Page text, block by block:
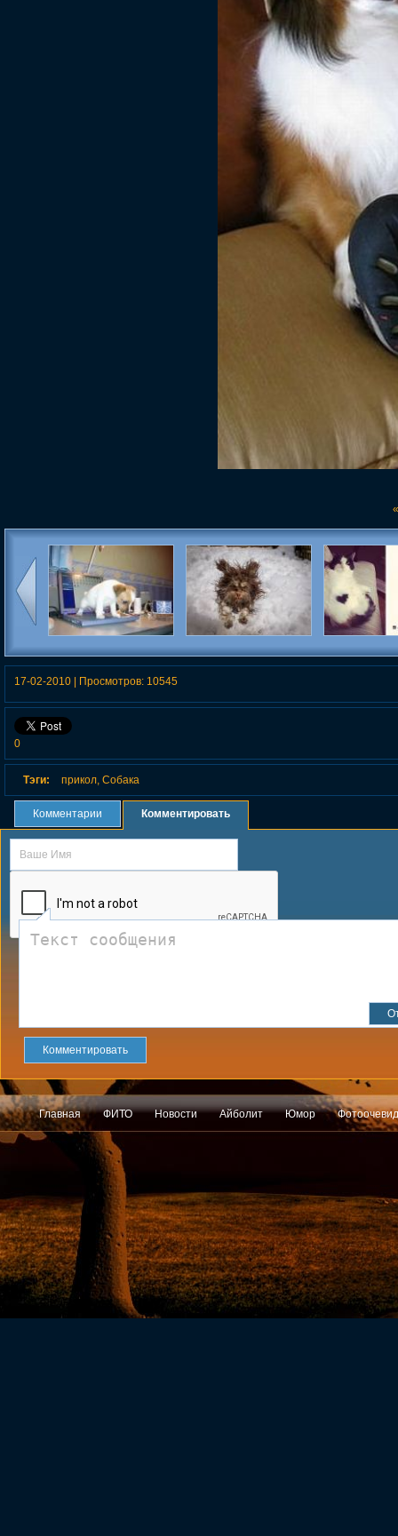
Собаки и компьютеры
Эти снимки финалистов
comedy pet awards
Самые
интернете
17-02-2010 | Просмотров: 10545
0
Тэги: прикол Собака
Комментарии Комментировать
Комментировать
Главная ФИТО Новости Айболит Юмор